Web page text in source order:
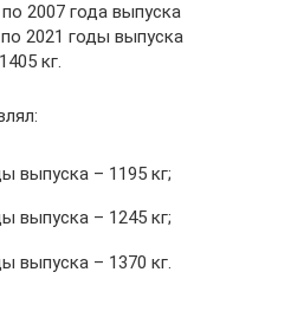
2007 года выпуска
2021 годы выпуска
кг.
выпуска – 1195 кг;
выпуска – 1245 кг;
выпуска – 1370 кг.